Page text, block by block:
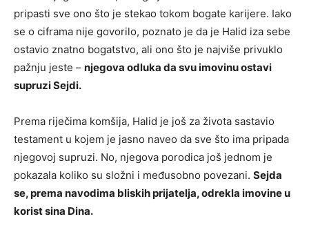
pripasti sve ono što je stekao tokom bogate karijere. Iako
se o ciframa nije govorilo, poznato je da je Halid iza sebe
ostavio znatno bogatstvo, ali ono što je najviše privuklo
pažnju jeste – njegova odluka da svu imovinu ostavi
supruzi Sejdi.
Prema riječima komšija, Halid je još za života sastavio
testament u kojem je jasno naveo da sve što ima pripada
njegovoj supruzi. No, njegova porodica još jednom je
pokazala koliko su složni i međusobno povezani. Sejda
se, prema navodima bliskih prijatelja, odrekla imovine u
korist sina Dina.